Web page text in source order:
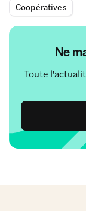
Coopératives
Ne
Toute